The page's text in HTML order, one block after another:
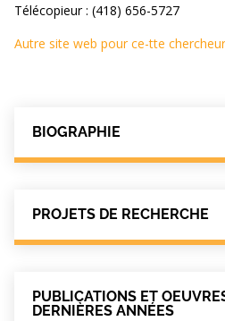
Télécopieur : (418) 656-5727
Autre site web pour ce-tte
BIOGRAPHIE
PROJETS DE RECHERCHE
PUBLICATIONS ET
DERNIÈRES ANNÉES